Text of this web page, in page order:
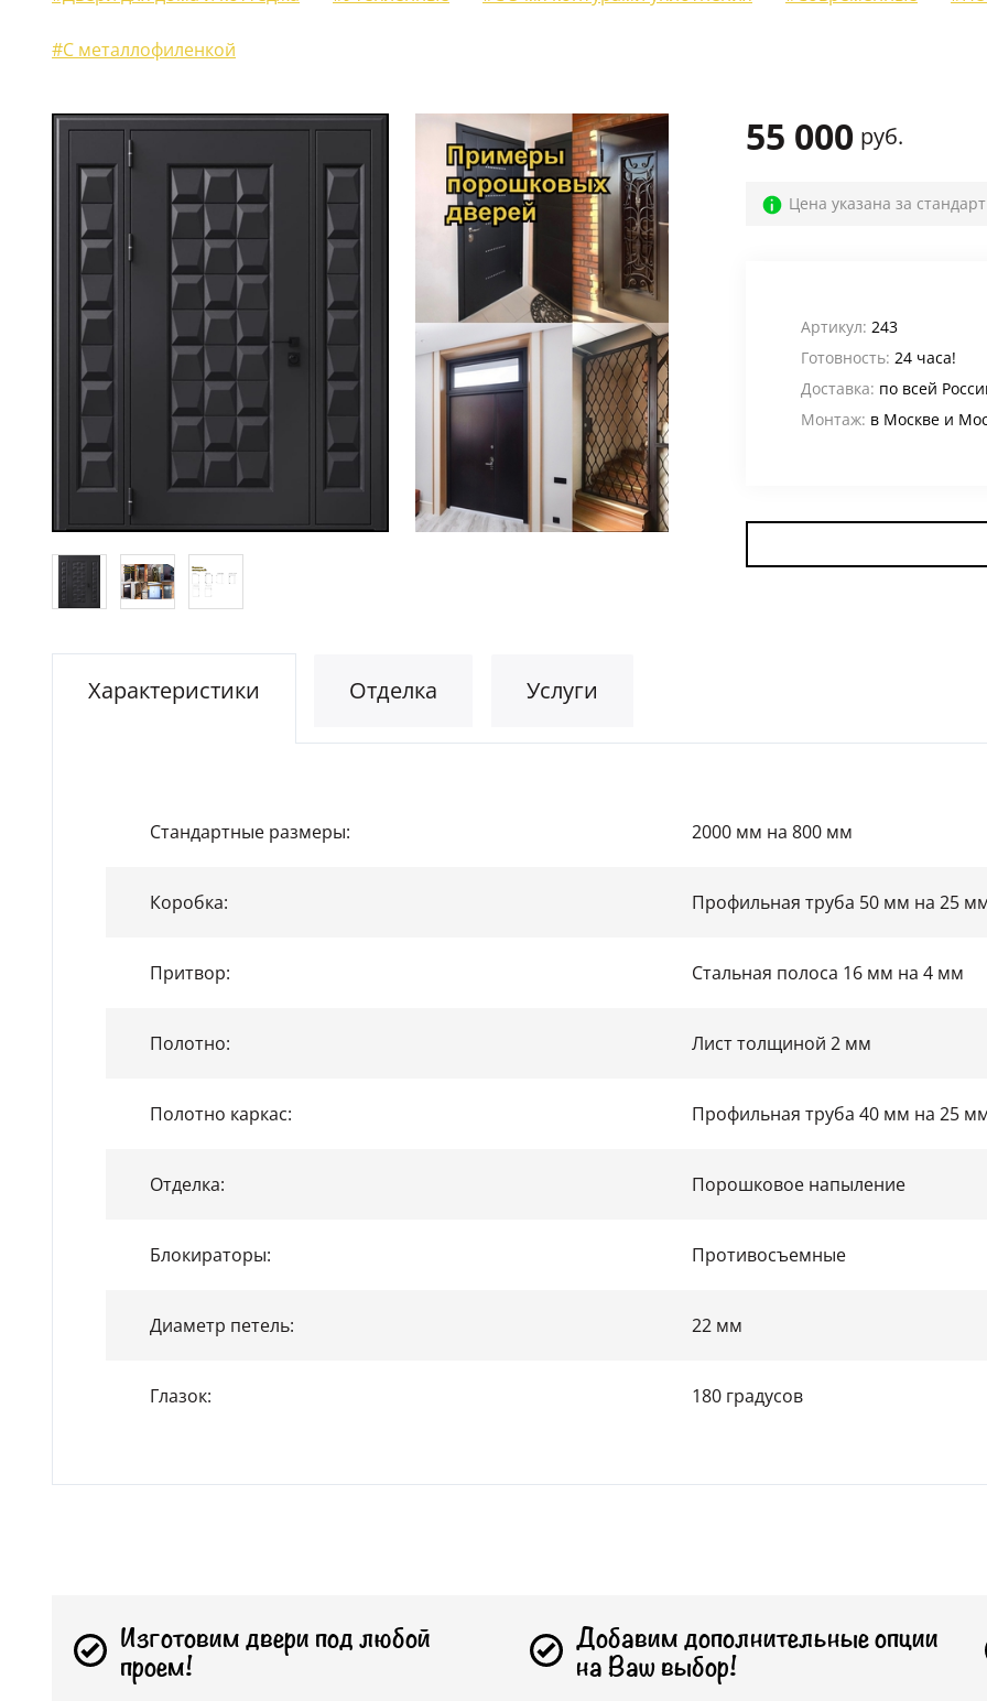
ЖАЛЮЗИЙНЫЕ СТАВНИ
Для офиса
Для кафе, баров и ресторанов
В магазин
В общий коридор
Промышленные
Для дачи
Входные группы
В лифтовые холлы
Для котельной
Для электрощитовой
Для гаража
#С металлофиленкой
55 000 руб.
Цена указана за
Артикул: 243
Готовность: 24 часа!
Доставка: по всей
Монтаж: в Москве и
Характеристики Отделка Услуги
Стандартные размеры: 2000 мм на 800 мм
Коробка: Профильная труба 50 мм на 25
Притвор: Стальная полоса 16 мм на 4 мм
Полотно: Лист толщиной 2 мм
Полотно каркас: Профильная труба 40 мм на 25
Отделка: Порошковое напыление
Блокираторы: Противосъемные
Диаметр петель: 22 мм
Глазок: 180 градусов
Изготовим двери под любой
проем!
Добавим дополнительные опции
на Ваш выбор!